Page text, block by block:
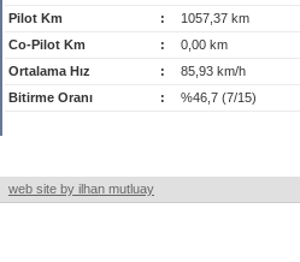
Pilot Km
:
1057,37 km
Co-Pilot Km
:
0,00 km
Ortalama Hız
:
85,93 km/h
Bitirme Oranı
: %46,7 (7/15)
web site by ilhan mutluay